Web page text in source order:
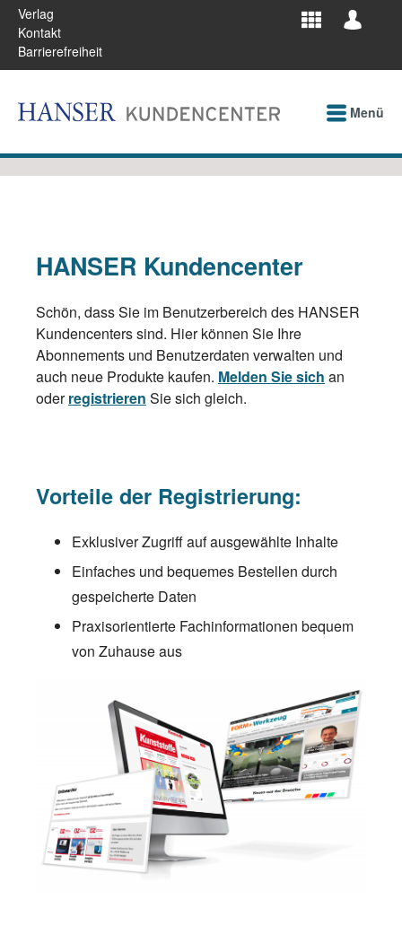
Verlag
Kontakt
Barrierefreiheit
Menü
HANSER Kundencenter
Schön, dass Sie im Benutzerbereich des HANSER
Kundencenters sind. Hier können Sie Ihre
Abonnements und Benutzerdaten verwalten und
auch neue Produkte kaufen. Melden Sie sich an
oderregistrieren Sie sich gleich.
Vorteile der Registrierung:
Exklusiver Zugriff auf ausgewählte Inhalte
Einfaches und bequemes Bestellen durch
gespeicherte Daten
Praxisorientierte Fachinformationen bequem
von Zuhause aus